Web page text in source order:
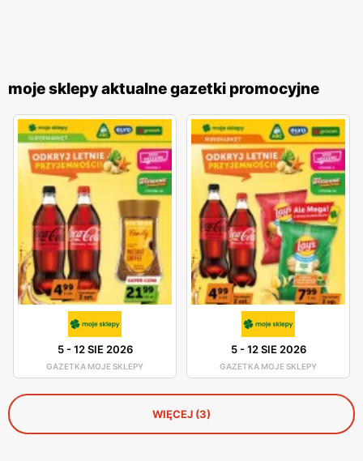
moje sklepy aktualne gazetki promocyjne
5-12 SIE 2026
GAZETKA MOJE SKLEPY
5-12 SIE 2026
GAZETKA MOJE SKLEPY
WIĘCEJ (3)